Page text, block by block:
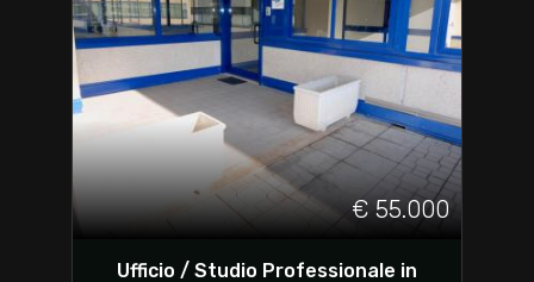
€ 55.000
Ufficio / Studio Professionale in